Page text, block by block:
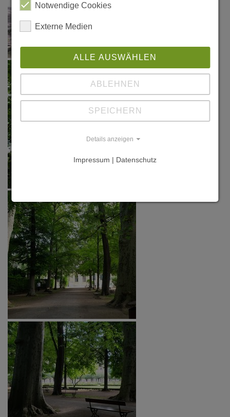
Notwendige Cookies
Externe Medien
ALLE AUSWÄHLEN
ABLEHNEN
SPEICHERN
Details anzeigen
Impressum | Datenschutz